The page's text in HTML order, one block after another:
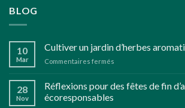
BLOG
10
Mar
Cultiver un jardin d’herbes
Commentaires fermés
jardin
28
Nov
Réflexions pour des fêtes de fin
écoresponsables